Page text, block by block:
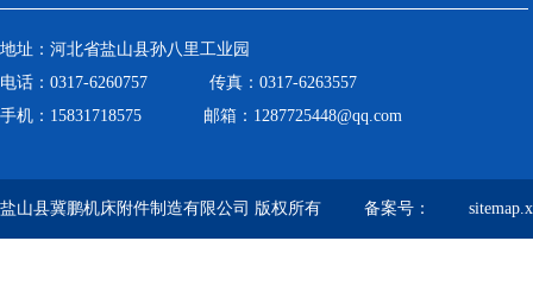
地址：河北省盐山县孙八里工业园
电话：0317-6260757 传真：0317-6263557
手机：15831718575 邮箱：1287725448@qq.com
盐山县冀鹏机床附件制造有限公司 版权所有 备案号：